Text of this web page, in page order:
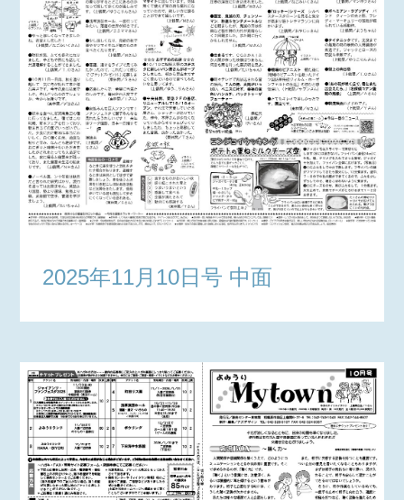
2025年11月10日号 中面